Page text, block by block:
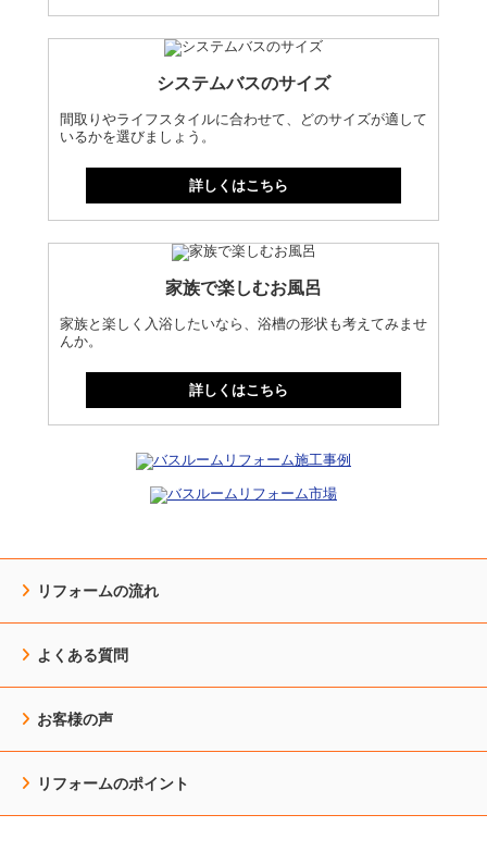
システムバスのサイズ
間取りやライフスタイルに合わせて、どのサイズが適して
いるかを選びましょう。
詳しくはこちら
家族で楽しむお風呂
家族と楽しく入浴したいなら、浴槽の形状も考えてみませ
んか。
詳しくはこちら
リフォームの流れ
よくある質問
お客様の声
リフォームのポイント